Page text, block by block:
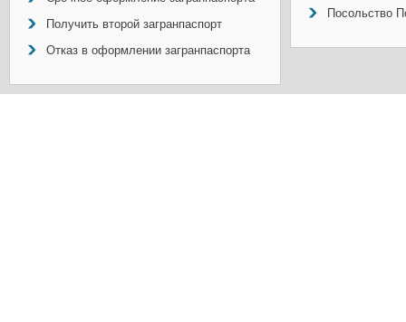
Получить второй загранпаспорт
Отказ в оформлении загранпаспорта
Посольство